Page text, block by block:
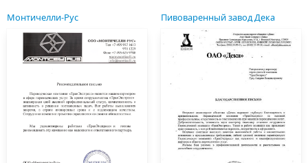
Монтичелли-Рус Пивоваренный завод Дека